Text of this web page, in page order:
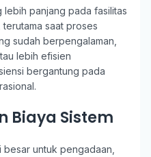
panjang pada fasilitas
saat proses
sudah berpengalaman,
lebih efisien
bergantung pada
Biaya Sistem
untuk pengadaan,